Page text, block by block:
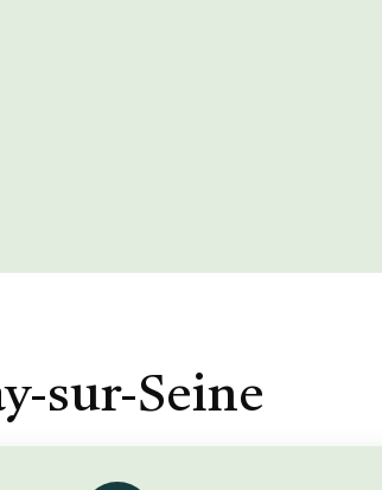
sur-Seine